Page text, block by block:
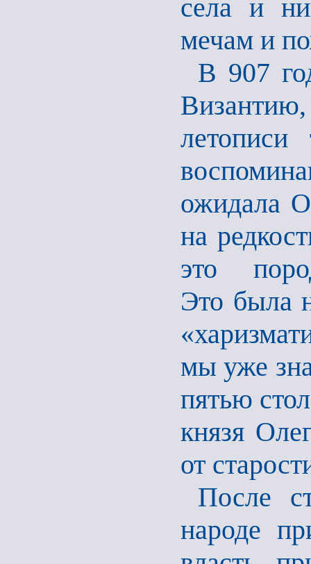
села и
мечам и
В 907
Византию,
ожидала
на
это
Это была
мы уже
пятью
князя
от
После
народе